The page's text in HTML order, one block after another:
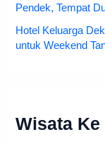
Pendek, Tempat
Hotel Keluarga
untuk Weekend
Wisata Ke